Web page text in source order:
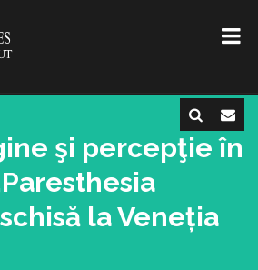
şi percepţie în
la Veneția